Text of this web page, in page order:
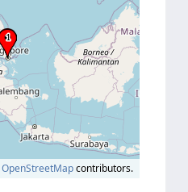
OpenStreetMapcontributors.